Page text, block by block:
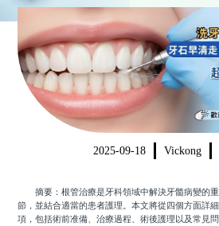
品牌介紹
環境設備
醫院新聞
收費標準
N
收費總表
植牙收費
根管收費
美學收費
箍牙收費
醫生團隊
門診時間
2025-09-18 Vickong
摘要：根管治療是牙科領域中解決牙髓病變的重
節，並結合適當的患者護理。本文將從四個方面詳
項，包括術前准備、治療過程、術後護理以及常見